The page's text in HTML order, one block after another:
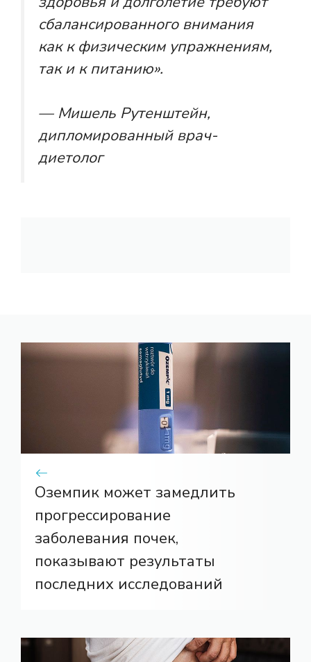
сбалансированного внимания
как к физическим упражнениям,
так и к питанию».
— Мишель Рутенштейн,
дипломированный врач-
диетолог
Оземпик может замедлить
прогрессирование
заболевания почек,
показывают результаты
последних исследований